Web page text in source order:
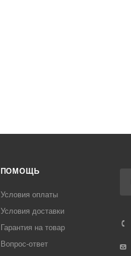
ПОМОЩЬ
Условия оплаты
Условия доставки
Гарантия на товар
Вопрос-ответ